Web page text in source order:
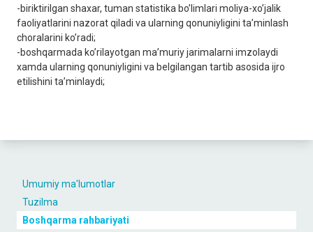
Umumiy ma'lumotlar
Tuzilma
Boshqarma rahbariyati
-biriktirilgan shaxar, tuman statistika bo’limlari moliya-xo’jalik
faoliyatlarini nazorat qiladi va ularning qonuniyligini ta’minlash
choralarini ko’radi;
-boshqarmada ko’rilayotgan ma’muriy jarimalarni imzolaydi
xamda ularning qonuniyligini va bеlgilangan tartib asosida ijro
etilishini ta’minlaydi;